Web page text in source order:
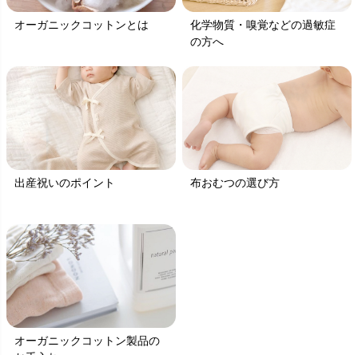
オーガニックコットンとは
化学物質・嗅覚などの過敏症
の方へ
出産祝いのポイント 布おむつの選び方
オーガニックコットン製品の